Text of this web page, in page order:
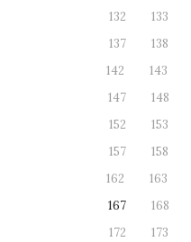
132
133
137
138
142
143
147
148
152
153
157
158
162
163
167
168
172
173